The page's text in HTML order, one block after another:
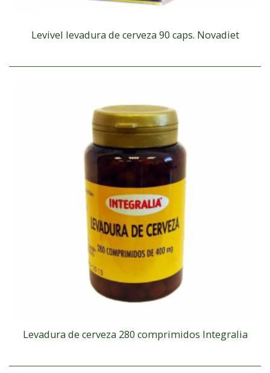
Levivel levadura de cerveza 90 caps. Novadiet
Levadura de cerveza 280 comprimidos Integralia